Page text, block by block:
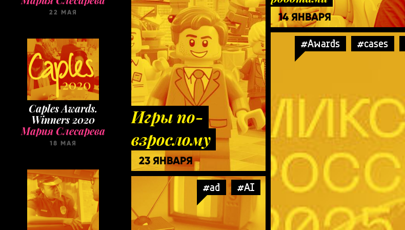
22 МАЯ
Caples Awards.
Winners 2020
Мария Слесарева
18 МАЯ
Игры по-
взрослому
23 ЯНВАРЯ
#Awards #cases
14 ЯНВАРЯ
#ad #AI